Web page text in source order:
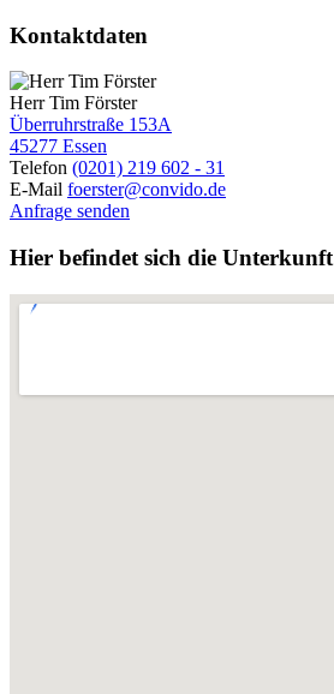
Kontaktdaten
Herr Tim Förster
Überruhrstraße 153A
45277 Essen
Telefon (0201) 219 602 - 31
E-Mail foerster@convido.de
Anfrage senden
Hier befindet sich die Unterkunft